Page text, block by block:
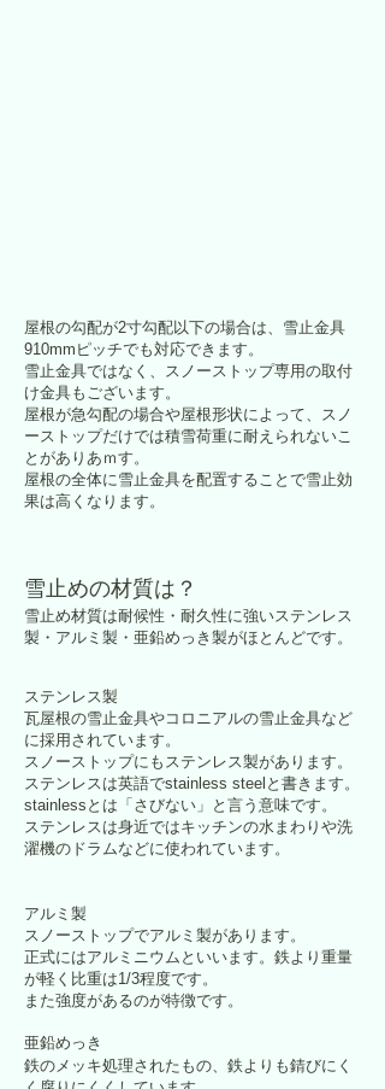
屋根の勾配が2寸勾配以下の場合は、雪止金具
910mmピッチでも対応できます。
​雪止金具ではなく、スノーストップ専用の取付
け金具もございます。
屋根が急勾配の場合や屋根形状によって、スノ
ーストップだけでは積雪荷重に耐えられないこ
とがありあｍす。
屋根の全体に雪止金具を配置することで雪止効
果は高くなります。
雪止めの材質は？
雪止め材質は耐候性・耐久性に強いステンレス
製・アルミ製・亜鉛めっき製がほとんどです。
ステンレス製
瓦屋根の雪止金具やコロニアルの雪止金具など
に採用されています。
スノーストップにもステンレス製があります。
ステンレスは英語でstainless steelと書きます。
stainlessとは「さびない」と言う意味です。
ステンレスは身近ではキッチンの水まわりや洗
濯機のドラムなどに使われています。
アルミ製
​スノーストップでアルミ製があります。
正式にはアルミニウムといいます。鉄より重量
が軽く比重は1/3程度です。
また強度があるのが特徴です。
亜鉛めっき
鉄のメッキ処理されたもの、鉄よりも錆びにく